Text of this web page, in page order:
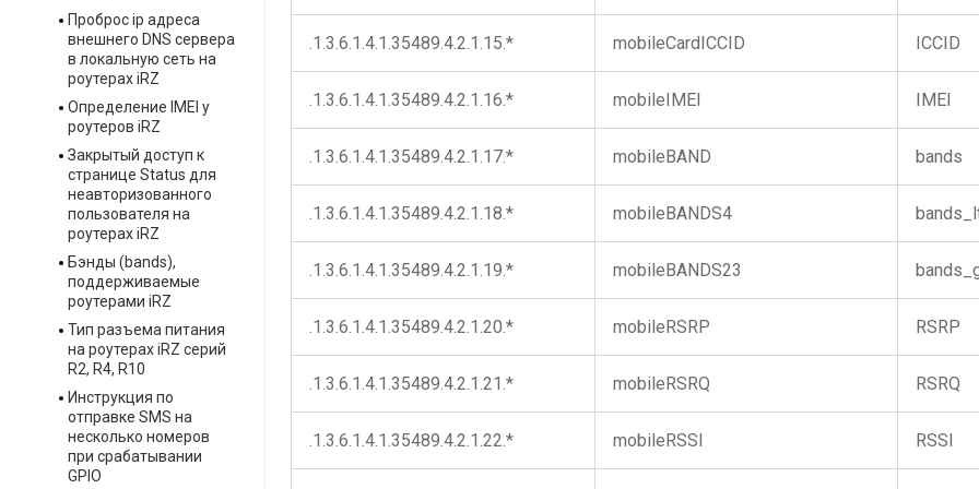
Проброс ip адреса
внешнего DNS сервера
в локальную сеть на
роутерах iRZ
Определение IMEI у
роутеров iRZ
Закрытый доступ к
странице Status для
неавторизованного
пользователя на
роутерах iRZ
Бэнды (bands),
поддерживаемые
роутерами iRZ
Тип разъема питания
на роутерах iRZ серий
R2, R4, R10
Инструкция по
отправке SMS на
несколько номеров
при срабатывании
GPIO
.1.3.6.1.4.1.35489.4.2.1.15.* mobileCardICCID ICCID
.1.3.6.1.4.1.35489.4.2.1.16.* mobileIMEI IMEI
.1.3.6.1.4.1.35489.4.2.1.17.* mobileBAND bands
.1.3.6.1.4.1.35489.4.2.1.18.* mobileBANDS4
.1.3.6.1.4.1.35489.4.2.1.19.* mobileBANDS23
.1.3.6.1.4.1.35489.4.2.1.20.* mobileRSRP RSRP
.1.3.6.1.4.1.35489.4.2.1.21.* mobileRSRQ RSRQ
.1.3.6.1.4.1.35489.4.2.1.22.* mobileRSSI RSSI